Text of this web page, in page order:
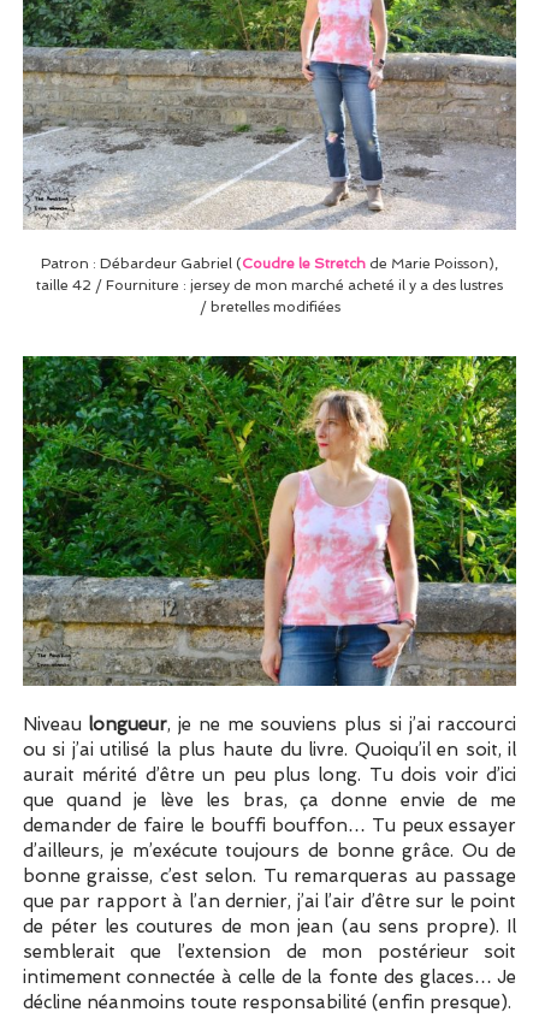
Patron : Débardeur Gabriel (Coudre le Stretch de Marie Poisson),
taille 42 / Fourniture : jersey de mon marché acheté il y a des lustres
/ bretelles modifiées
Niveau longueur, je ne me souviens plus si j’ai raccourci
ou si j’ai utilisé la plus haute du livre. Quoiqu’il en soit, il
aurait mérité d’être un peu plus long. Tu dois voir d’ici
que quand je lève les bras, ça donne envie de me
demander de faire le bouffi bouffon… Tu peux essayer
d’ailleurs, je m’exécute toujours de bonne grâce. Ou de
bonne graisse, c’est selon. Tu remarqueras au passage
que par rapport à l’an dernier, j’ai l’air d’être sur le point
de péter les coutures de mon jean (au sens propre). Il
semblerait que l’extension de mon postérieur soit
intimement connectée à celle de la fonte des glaces… Je
décline néanmoins toute responsabilité (enfin presque).